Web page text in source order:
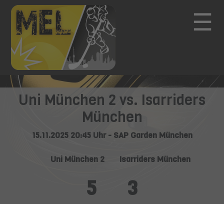
☰
Uni München 2 vs. Isarriders
München
15.11.2025 20:45 Uhr - SAP Garden München
Uni München 2 Isarriders München
5 3